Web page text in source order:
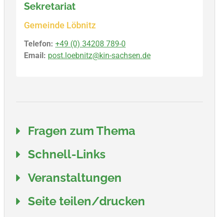
Sekretariat
Gemeinde Löbnitz
Telefon: +49 (0) 34208 789-0
Email: post.loebnitz@kin-sachsen.de
Fragen zum Thema
Schnell-Links
Veranstaltungen
Seite teilen/drucken